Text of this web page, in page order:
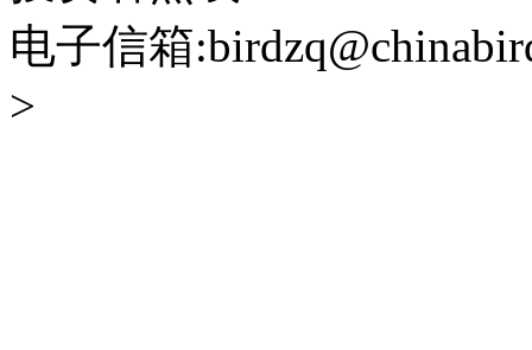
电子信箱
>